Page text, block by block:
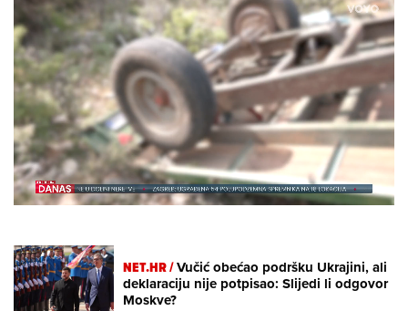
Unmute /
Loaded :
35.13%
NET.HR /Vučić obećao podršku Ukrajini, ali
deklaraciju nije potpisao: Slijedi li odgovor
Moskve?